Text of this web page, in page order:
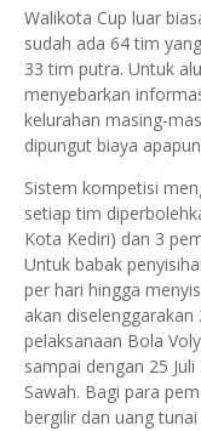
Walikota Cup luar
sudah ada 64 tim
33 tim putra. Untuk
menyebarkan
kelurahan masing-
dipungut biaya
Sistem kompetisi
setiap tim
Kota Kediri) dan 3
Untuk babak
per hari hingga
akan
pelaksanaan Bola
sampai dengan 25
Sawah. Bagi para
bergilir dan uang